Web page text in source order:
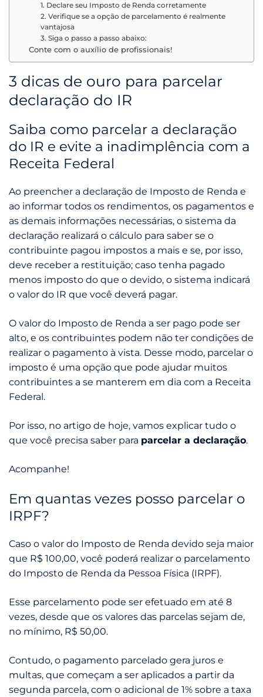
1. Declare seu Imposto de Renda corretamente
2. Verifique se a opção de parcelamento é realmente
vantajosa
3. Siga o passo a passo abaixo:
Conte com o auxílio de profissionais!
3 dicas de ouro para parcelar
declaração do IR
Saiba como parcelar a declaração
do IR e evite a inadimplência com a
Receita Federal
Ao preencher a declaração de Imposto de Renda e
ao informar todos os rendimentos, os pagamentos e
as demais informações necessárias, o sistema da
declaração realizará o cálculo para saber se o
contribuinte pagou impostos a mais e se, por isso,
deve receber a restituição; caso tenha pagado
menos imposto do que o devido, o sistema indicará
o valor do IR que você deverá pagar.
O valor do Imposto de Renda a ser pago pode ser
alto, e os contribuintes podem não ter condições de
realizar o pagamento à vista. Desse modo, parcelar o
imposto é uma opção que pode ajudar muitos
contribuintes a se manterem em dia com a Receita
Federal.
Por isso, no artigo de hoje, vamos explicar tudo o
que você precisa saber para parcelar a declaração.
Acompanhe!
Em quantas vezes posso parcelar o
IRPF?
Caso o valor do Imposto de Renda devido seja maior
que R$ 100,00, você poderá realizar o parcelamento
do Imposto de Renda da Pessoa Física (IRPF).
Esse parcelamento pode ser efetuado em até 8
vezes, desde que os valores das parcelas sejam de,
no mínimo, R$ 50,00.
Contudo, o pagamento parcelado gera juros e
multas, que começam a ser aplicados a partir da
segunda parcela, com o adicional de 1% sobre a taxa